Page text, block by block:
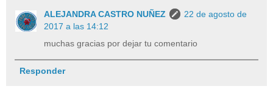
ALEJANDRA CASTRO NUÑEZ
22 de agosto de
2017 a las 14:12
muchas gracias por dejar tu comentario
Responder